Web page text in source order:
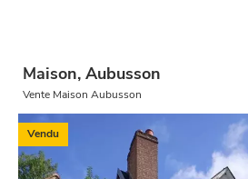
Maison, Aubusson
Vente Maison Aubusson
Vendu